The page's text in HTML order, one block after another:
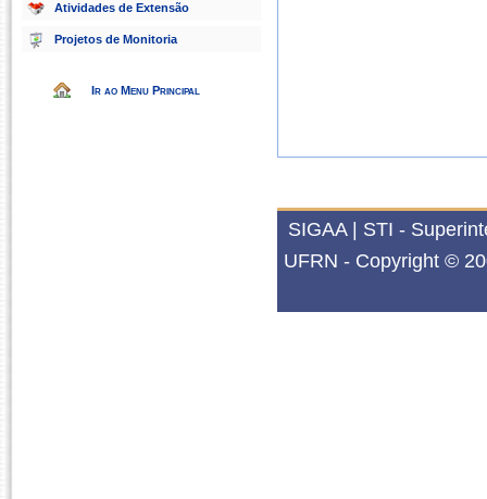
Atividades de Extensão
Projetos de Monitoria
Ir ao Menu Principal
SIGAA | STI -
UFRN - Copyright ©